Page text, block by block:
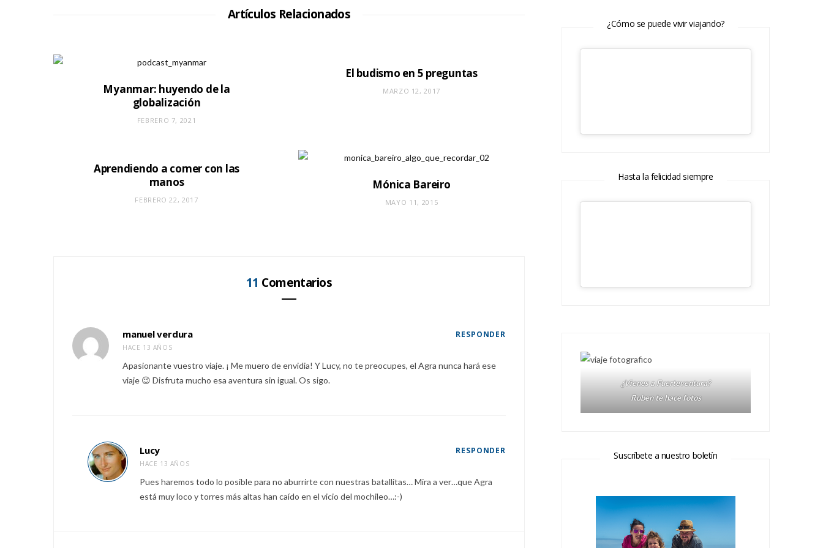
Artículos Relacionados
Myanmar: huyendo de la
globalización
FEBRERO 7, 2021
El budismo en 5 preguntas
MARZO 12, 2017
Aprendiendo a comer con las
manos
FEBRERO 22, 2017
Mónica Bareiro
MAYO 11, 2015
11 Comentarios
manuel verdura
HACE 13 AÑOS
RESPONDER
Apasionante vuestro viaje. ¡ Me muero de envidia! Y Lucy, no te preocupes, el Agra nunca hará ese
viaje 😉 Disfruta mucho esa aventura sin igual. Os sigo.
Lucy
HACE 13 AÑOS
RESPONDER
Pues haremos todo lo posible para no aburrirte con nuestras batallitas… Mira a ver…que Agra
está muy loco y torres más altas han caído en el vicio del mochileo…:-)
¿Cómo se puede vivir viajando?
Hasta la felicidad siempre
¿Vienes a Fuerteventura?
Ruben te hace fotos
Suscríbete a nuestro boletín